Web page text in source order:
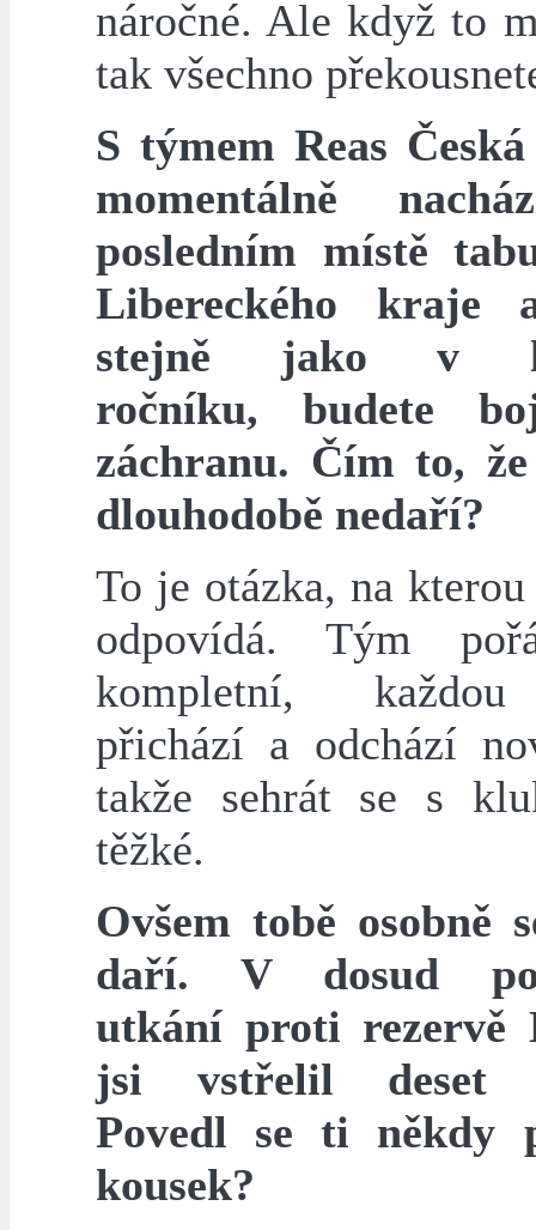
náročné. Ale když to
tak všechno
S týmem Reas
momentálně
posledním místě
Libereckého kraje
stejně jako v
ročníku, budete
záchranu. Čím to,
dlouhodobě nedaří?
To je otázka, na
odpovídá. Tým
kompletní,
přichází a odchází
takže sehrát se s
těžké.
Ovšem tobě osobně
daří. V dosud
utkání proti rezervě
jsi vstřelil deset
Povedl se ti někdy
kousek?